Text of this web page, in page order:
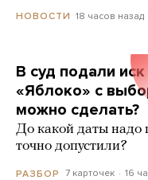
НОВОСТИ 18 часов назад
В суд подали
«Яблоко» с
можно сделать?
До какой даты надо
точно допустили?
РАЗБОР 7 карточек 16